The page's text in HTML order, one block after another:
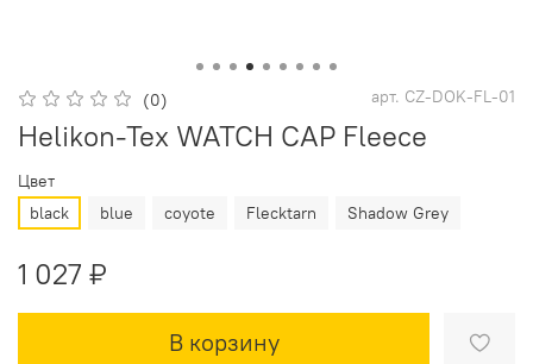
(0) арт. CZ-DOK-FL-01
Helikon-Tex WATCH CAP Fleece
Цвет
black
blue coyote Flecktarn Shadow Grey
1 027 ₽
В корзину